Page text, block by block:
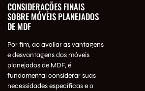
CONSIDERAÇÕES FINAIS
SOBRE MÓVEIS PLANEJADOS
DE MDF
Por fim, ao avaliar as vantagens
e desvantagens dos móveis
planejados de MDF, é
fundamental considerar suas
necessidades específicas e o